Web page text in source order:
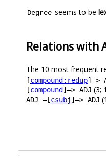
Degree seems to be
Relations with
The 10 most frequent
[compound:redup]–>
[compound ]–> ADJ (3;
ADJ –[csubj ]–> ADJ
.